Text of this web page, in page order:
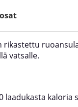
rikastettu
vatsalle.
laadukasta